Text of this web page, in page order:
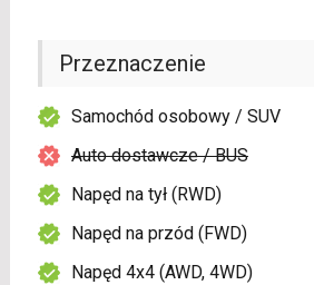
Przeznaczenie
Samochód osobowy / SUV
Auto dostawcze / BUS
Napęd na tył (RWD)
Napęd na przód (FWD)
Napęd 4x4 (AWD, 4WD)